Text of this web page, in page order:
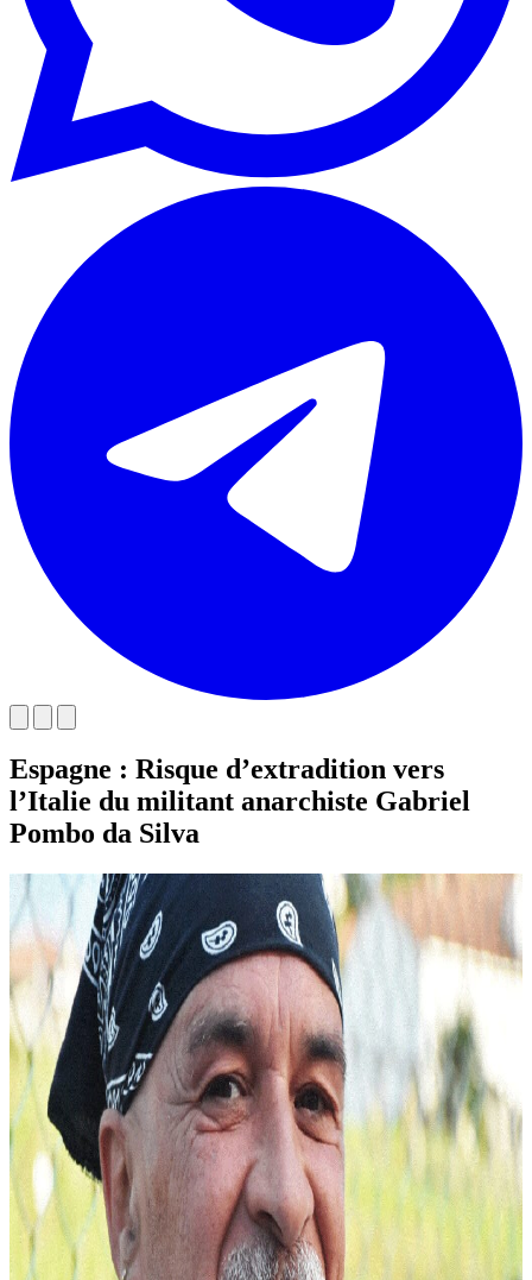
Espagne : Risque d’extradition vers
l’Italie du militant anarchiste Gabriel
Pombo da Silva